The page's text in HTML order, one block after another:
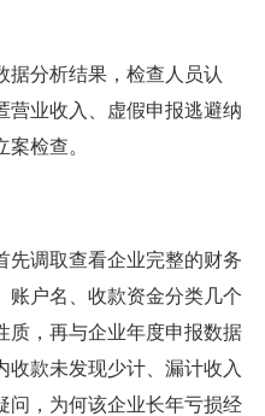
分析结果，检查人员认
营业收入、虚假申报逃避纳
检查。
调取查看企业完整的财务
账户名、收款资金分类几个
质，再与企业年度申报数据
收款未发现少计、漏计收入
问，为何该企业长年亏损经